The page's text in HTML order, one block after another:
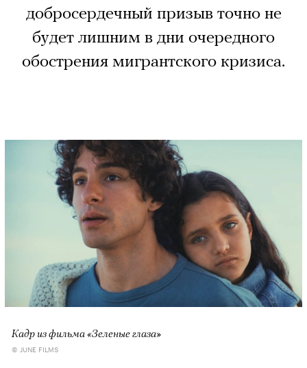
добросердечный призыв точно не
будет лишним в дни очередного
обострения мигрантского кризиса.
Кадр из фильма «Зеленые глаза»
© JUNE FILMS